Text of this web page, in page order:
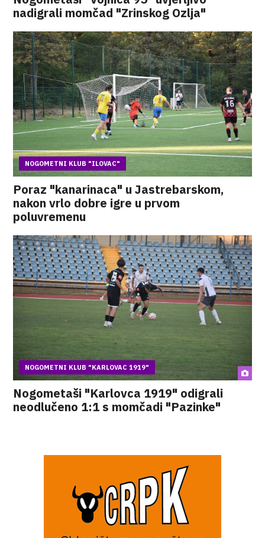
nadigrali momčad "Zrinskog Ozlja"
NOGOMETNI KLUB "ILOVAC"
Poraz "kanarinaca" u Jastrebarskom,
nakon vrlo dobre igre u prvom
poluvremenu
NOGOMETNI KLUB "KARLOVAC 1919"
Nogometaši "Karlovca 1919" odigrali
neodlučeno 1:1 s momčadi "Pazinke"